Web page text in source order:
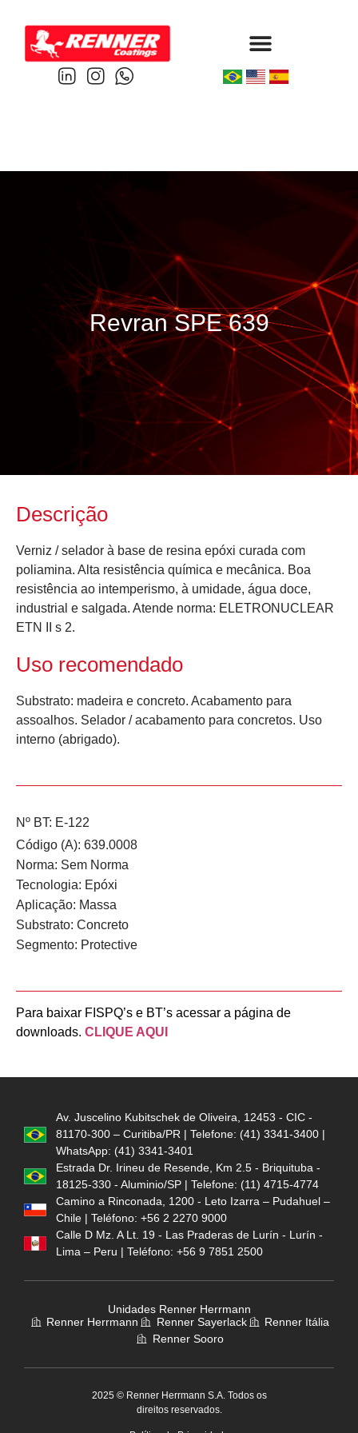
Revran SPE 639
Descrição
Verniz / selador à base de resina epóxi curada com
poliamina. Alta resistência química e mecânica. Boa
resistência ao intemperismo, à umidade, água doce,
industrial e salgada. Atende norma: ELETRONUCLEAR
ETN II s 2.
Uso recomendado
Substrato: madeira e concreto. Acabamento para
assoalhos. Selador / acabamento para concretos. Uso
interno (abrigado).
Nº BT: E-122
Código (A): 639.0008
Norma: Sem Norma
Tecnologia: Epóxi
Aplicação: Massa
Substrato: Concreto
Segmento: Protective
Para baixar FISPQ’s e BT’s acessar a página de
downloads. CLIQUE AQUI
Av. Juscelino Kubitschek de Oliveira, 12453 - CIC -
81170-300 – Curitiba/PR | Telefone: (41) 3341-3400 |
WhatsApp: (41) 3341-3401
Estrada Dr. Irineu de Resende, Km 2.5 - Briquituba -
18125-330 - Aluminio/SP | Telefone: (11) 4715-4774
Camino a Rinconada, 1200 - Leto Izarra – Pudahuel –
Chile | Teléfono: +56 2 2270 9000
Calle D Mz. A Lt. 19 - Las Praderas de Lurín - Lurín -
Lima – Peru | Teléfono: +56 9 7851 2500
Unidades Renner Herrmann
Renner Herrmann
Renner Sayerlack
Renner Itália
Renner Sooro
2025 © Renner Herrmann S.A. Todos os
direitos reservados.